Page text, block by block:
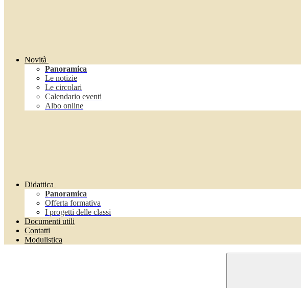
Novità
Panoramica
Le notizie
Le circolari
Calendario eventi
Albo online
Didattica
Panoramica
Offerta formativa
I progetti delle classi
Documenti utili
Contatti
Modulistica